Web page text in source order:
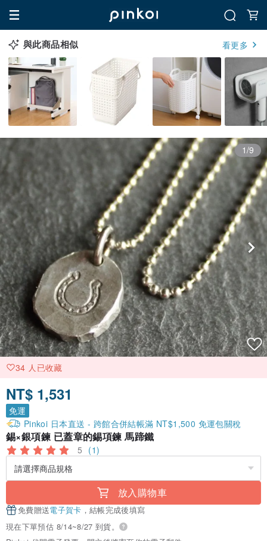
與此商品相似 看更多
1/9
34 人已收藏
NT$ 1,531
免運
Pinkoi 日本直送 - 跨館合併結帳滿 NT$1,500 免運包關稅
錫×銀項鍊 已蓋章的錫項鍊 馬蹄鐵
5 (1)
放入購物車
免費贈送電子賀卡 ，結帳完成後填寫
現在下單預估 8/14~8/27 到貨。